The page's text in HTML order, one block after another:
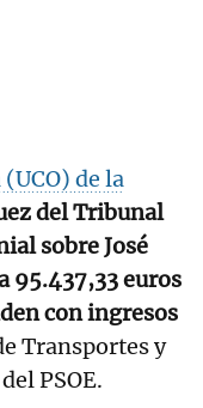
de la
del Tribunal
sobre José
95.437,33 euros
con ingresos
Transportes y
PSOE.